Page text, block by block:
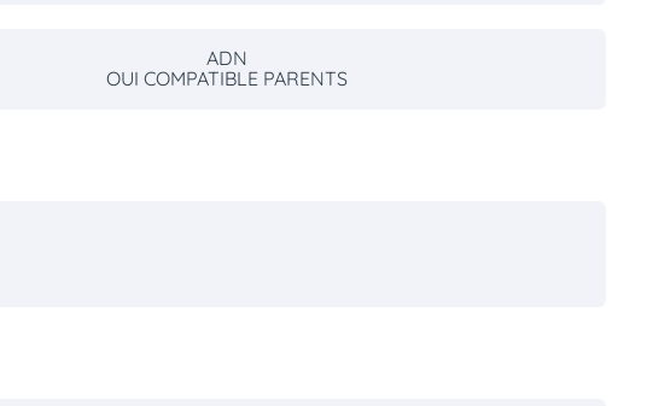
ADN
OUI COMPATIBLE PARENTS